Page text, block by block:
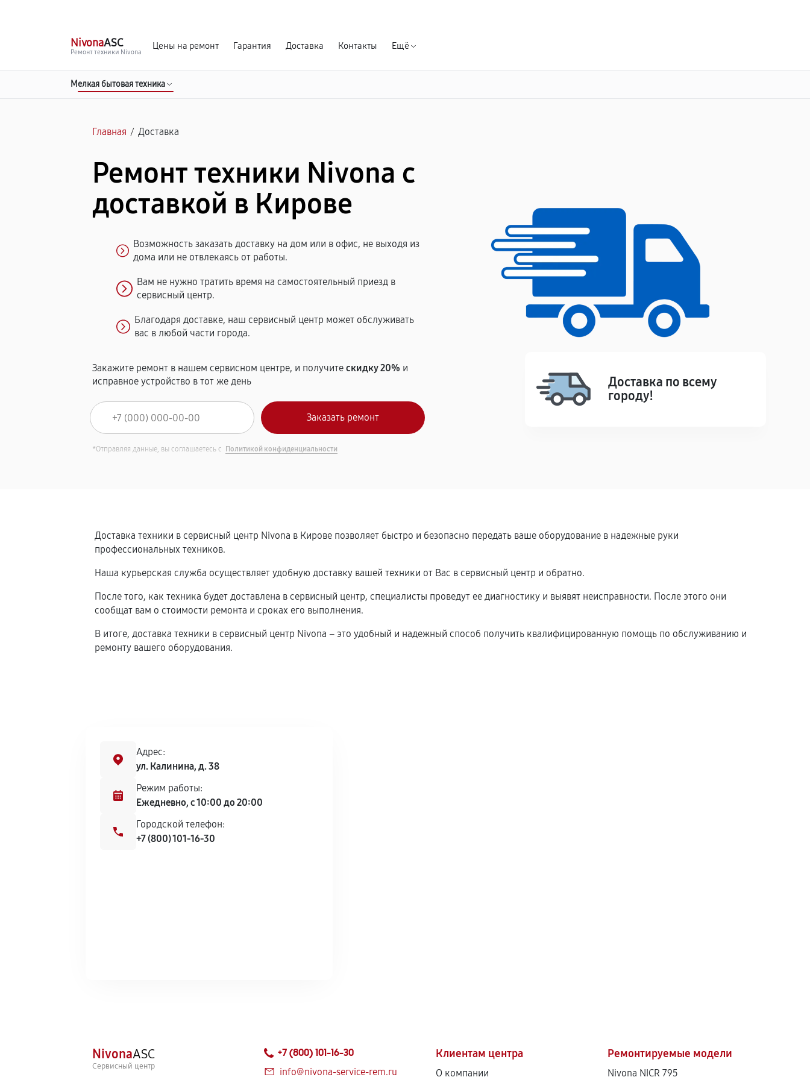
NivonaASC
Ремонт техники Nivona
Цены на ремонт Гарантия Доставка Контакты Ещё
Мелкая бытовая техника
Главная / Доставка
Ремонт техники Nivona с
доставкой в Кирове
Возможность заказать доставку на дом или в офис, не выходя из
дома или не отвлекаясь от работы.
Вам не нужно тратить время на самостоятельный приезд в
сервисный центр.
Благодаря доставке, наш сервисный центр может обслуживать
вас в любой части города.
Закажите ремонт в нашем сервисном центре, и получитескидку 20% и
исправное устройство в тот же день
*Отправляя данные, вы соглашаетесь с Политикой конфиденциальности
Доставка по всему
городу!
Доставка техники в сервисный центр Nivona в Кирове позволяет быстро и безопасно передать ваше оборудование в надежные руки
профессиональных техников.
Наша курьерская служба осуществляет удобную доставку вашей техники от Вас в сервисный центр и обратно.
После того, как техника будет доставлена в сервисный центр, специалисты проведут ее диагностику и выявят неисправности. После этого они
сообщат вам о стоимости ремонта и сроках его выполнения.
В итоге, доставка техники в сервисный центр Nivona – это удобный и надежный способ получить квалифицированную помощь по обслуживанию и
ремонту вашего оборудования.
Адрес:
ул. Калинина, д. 38
Режим работы:
Ежедневно, с 10:00 до 20:00
Городской телефон:
+7 (800) 101-16-30
NivonaASC
Сервисный центр
+7 (800) 101-16-30
info@nivona-service-rem.ru
Клиентам центра
О компании
Ремонтируемые модели
Nivona NICR 795